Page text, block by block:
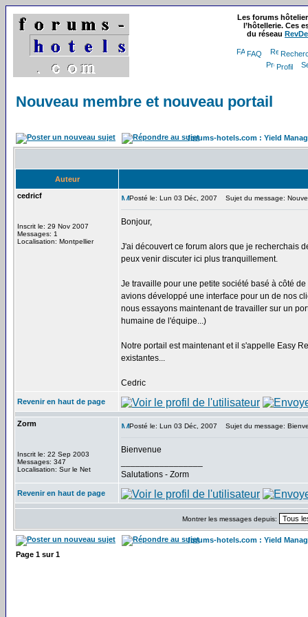
Les forums
l’hôtellerie. Ces
du réseau
FAQ
Profil
Nouveau membre et nouveau portail
forums-hotels.com : Yield
Auteur
cedricf
Inscrit le: 29 Nov 2007
Messages: 1
Localisation: Montpellier
Posté le: Lun 03 Déc, 2007 Sujet du message:
Bonjour,
J'ai découvert ce forum alors que je recherchais
peux venir discuter ici plus tranquillement.
Je travaille pour une petite société basé à côté
avions développé une interface pour un de nos
nous essayons maintenant de travailler sur un
humaine de l'équipe...)
Notre portail est maintenant et il s'appelle Easy
existantes...
Cedric
Revenir en haut de page
Zorm
Inscrit le: 22 Sep 2003
Messages: 347
Localisation: Sur le Net
Posté le: Lun 03 Déc, 2007 Sujet du message:
Bienvenue
Salutations - Zorm
Revenir en haut de page
Montrer les messages depuis:
forums-hotels.com : Yield
Page 1 sur1